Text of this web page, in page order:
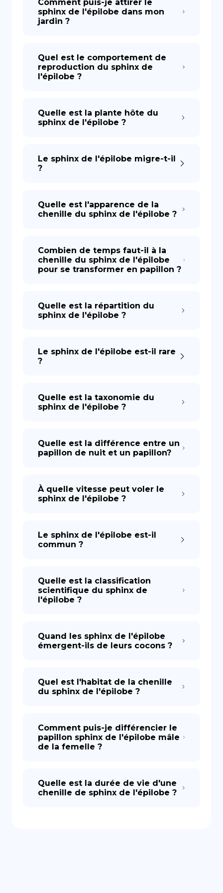
Comment puis-je attirer le
sphinx de l'épilobe dans mon
jardin ?
Quel est le comportement de
reproduction du sphinx de
l'épilobe ?
Quelle est la plante hôte du
sphinx de l'épilobe ?
Le sphinx de l'épilobe migre-t-il
?
Quelle est l'apparence de la
chenille du sphinx de l'épilobe ?
Combien de temps faut-il à la
chenille du sphinx de l'épilobe
pour se transformer en papillon ?
Quelle est la répartition du
sphinx de l'épilobe ?
Le sphinx de l'épilobe est-il rare
?
Quelle est la taxonomie du
sphinx de l'épilobe ?
Quelle est la différence entre un
papillon de nuit et un papillon?
À quelle vitesse peut voler le
sphinx de l'épilobe ?
Le sphinx de l'épilobe est-il
commun ?
Quelle est la classification
scientifique du sphinx de
l'épilobe ?
Quand les sphinx de l'épilobe
émergent-ils de leurs cocons ?
Quel est l'habitat de la chenille
du sphinx de l'épilobe ?
Comment puis-je différencier le
papillon sphinx de l'épilobe mâle
de la femelle ?
Quelle est la durée de vie d'une
chenille de sphinx de l'épilobe ?